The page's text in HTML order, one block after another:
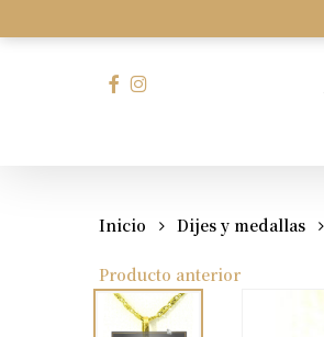
to
facebook
instagram
Inicio Dijes y medallas
Producto anterior